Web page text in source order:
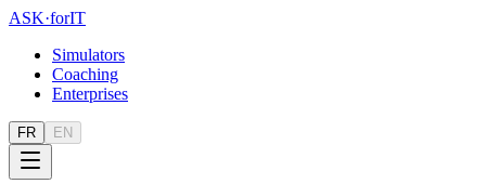
ASK·forIT
Simulators
Coaching
Enterprises
FR EN